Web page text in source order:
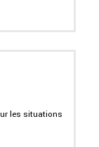
les situations